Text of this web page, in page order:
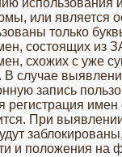
использования
или является
только
состоящих
схожих с уже
В случае
запись
имен
При
и положения на